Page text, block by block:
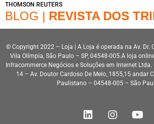
THOMSON REUTERS
BLOG | REVISTA DOS
© Copyright 2022 – Loja | A Loja é operada na Av. Dr.
Vila Olímpia, São Paulo – SP, 04548-005.A loja
Infracommerce Negócios e Soluções em Internet
14 – Av. Doutor Cardoso De Melo, 1855,15 andar
Paulistano – 04548-005 – São